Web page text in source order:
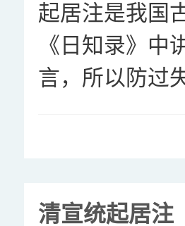
起居注是我国
《日知录》中
言，所以防过
清宣统起居注